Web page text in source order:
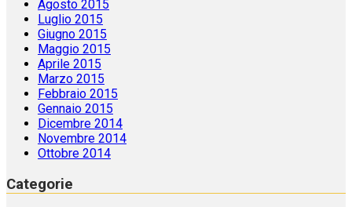
Agosto 2015
Luglio 2015
Giugno 2015
Maggio 2015
Aprile 2015
Marzo 2015
Febbraio 2015
Gennaio 2015
Dicembre 2014
Novembre 2014
Ottobre 2014
Categorie